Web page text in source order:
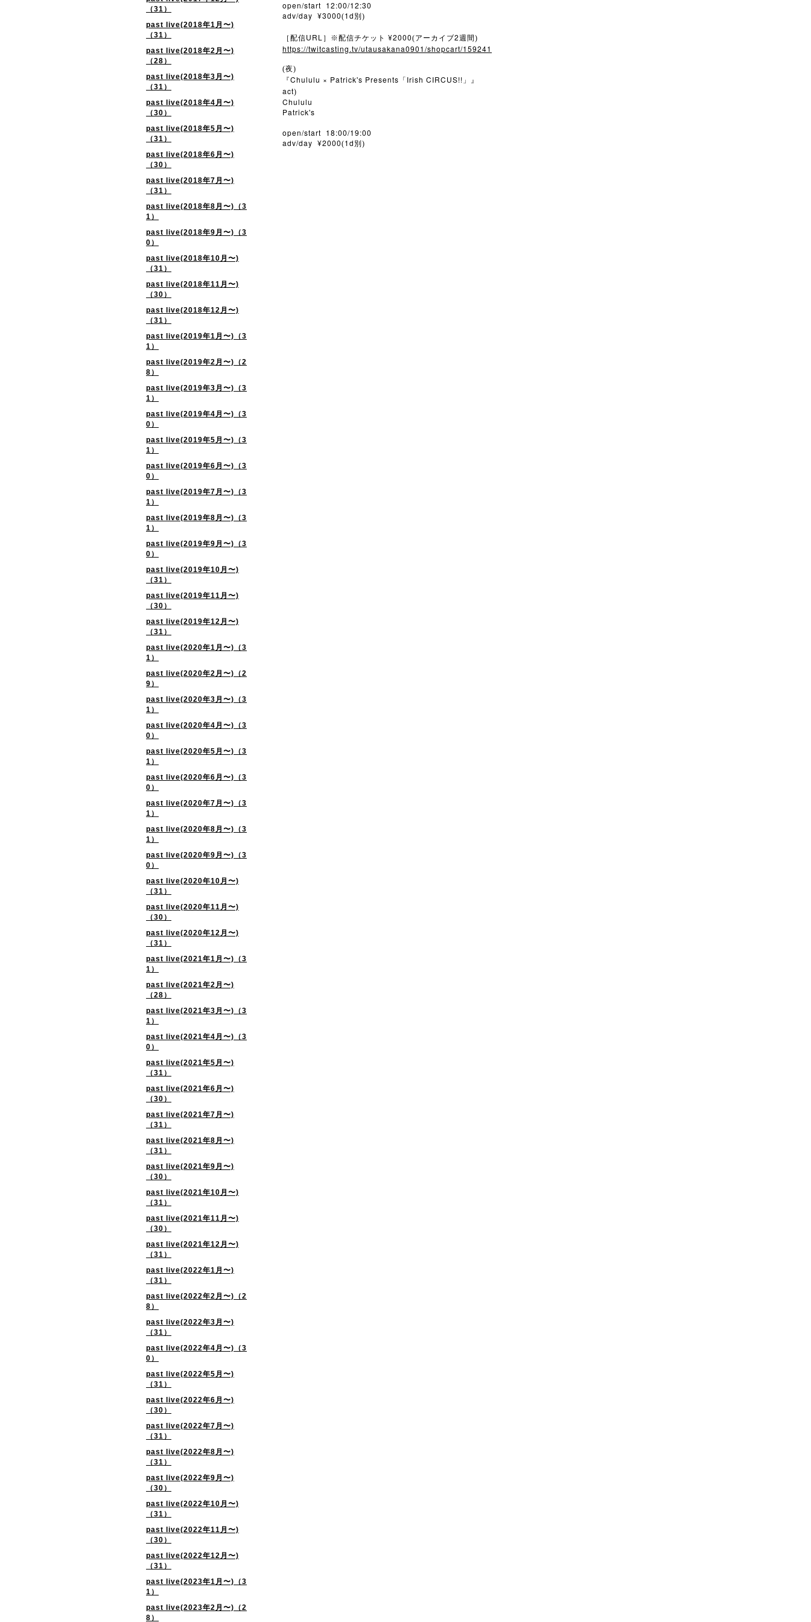
（31）
past live(2018年1月〜)
（31）
past live(2018年2月〜)
（28）
past live(2018年3月〜)
（31）
past live(2018年4月〜)
（30）
past live(2018年5月〜)
（31）
past live(2018年6月〜)
（30）
past live(2018年7月〜)
（31）
past live(2018年8月〜)（3
1）
past live(2018年9月〜)（3
0）
past live(2018年10月〜)
（31）
past live(2018年11月〜)
（30）
past live(2018年12月〜)
（31）
past live(2019年1月〜)（3
1）
past live(2019年2月〜)（2
8）
past live(2019年3月〜)（3
1）
past live(2019年4月〜)（3
0）
past live(2019年5月〜)（3
1）
past live(2019年6月〜)（3
0）
past live(2019年7月〜)（3
1）
past live(2019年8月〜)（3
1）
past live(2019年9月〜)（3
0）
past live(2019年10月〜)
（31）
past live(2019年11月〜)
（30）
past live(2019年12月〜)
（31）
past live(2020年1月〜)（3
1）
past live(2020年2月〜)（2
9）
past live(2020年3月〜)（3
1）
past live(2020年4月〜)（3
0）
past live(2020年5月〜)（3
1）
past live(2020年6月〜)（3
0）
past live(2020年7月〜)（3
1）
past live(2020年8月〜)（3
1）
past live(2020年9月〜)（3
0）
past live(2020年10月〜)
（31）
past live(2020年11月〜)
（30）
past live(2020年12月〜)
（31）
past live(2021年1月〜)（3
1）
past live(2021年2月〜)
（28）
past live(2021年3月〜)（3
1）
past live(2021年4月〜)（3
0）
past live(2021年5月〜)
（31）
past live(2021年6月〜)
（30）
past live(2021年7月〜)
（31）
past live(2021年8月〜)
（31）
past live(2021年9月〜)
（30）
past live(2021年10月〜)
（31）
past live(2021年11月〜)
（30）
past live(2021年12月〜)
（31）
past live(2022年1月〜)
（31）
past live(2022年2月〜)（2
8）
past live(2022年3月〜)
（31）
past live(2022年4月〜)（3
0）
past live(2022年5月〜)
（31）
past live(2022年6月〜)
（30）
past live(2022年7月〜)
（31）
past live(2022年8月〜)
（31）
past live(2022年9月〜)
（30）
past live(2022年10月〜)
（31）
past live(2022年11月〜)
（30）
past live(2022年12月〜)
（31）
past live(2023年1月〜)（3
1）
past live(2023年2月〜)（2
8）
open/start 12:00/12:30
adv/day ¥3000(1d 別)
［配信URL ］※配信チケット ¥2000(アーカイブ2週間)
https://twitcasting.tv/utausakana0901/shopcart/159241
(夜)
『Chululu × Patrick's Presents 「 Irish CIRCUS!! 」』
act)
Chululu
Patrick's
open/start 18:00/19:00
adv/day ¥2000(1d 別)